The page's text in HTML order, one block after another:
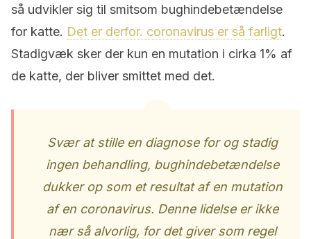
så udvikler sig til smitsom bughindebetændelse
for katte. Det er derfor. coronavirus er så farligt.
Stadigvæk sker der kun en mutation i cirka 1% af
de katte, der bliver smittet med det.
Svær at stille en diagnose for og stadig
ingen behandling, bughindebetændelse
dukker op som et resultat af en mutation
af en coronavirus. Denne lidelse er ikke
nær så alvorlig, for det giver som regel